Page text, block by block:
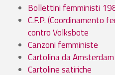
Bollettini femministi
C.F.P. (Coordinamento
contro Volksbote
Canzoni femministe
Cartolina da Amsterdam
Cartoline satiriche